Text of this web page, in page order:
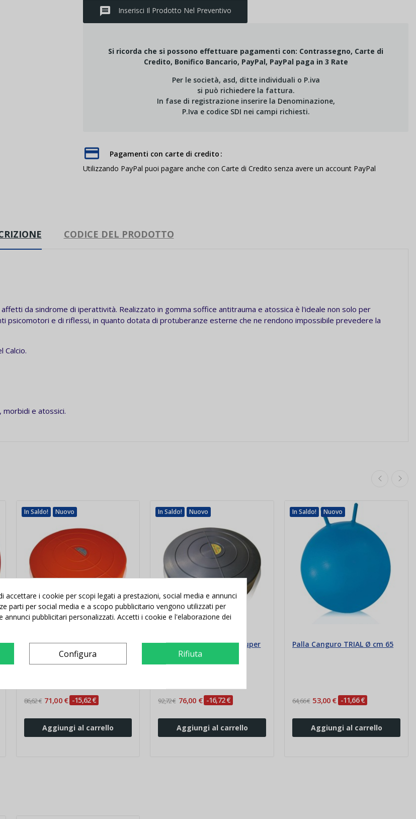
message Inserisci Il Prodotto Nel Preventivo
Si ricorda che si possono effettuare pagamenti con: Contrassegno, Carte di
Credito, Bonifico Bancario, PayPal, PayPal paga in 3 Rate
Per le società, asd, ditte individuali o P.iva
si può richiedere la fattura.
In fase di registrazione inserire la Denominazione,
P.Iva e codice SDI nei campi richiesti.
Pagamenti con carte di credito
Utilizzando PayPal puoi pagare anche con Carte di Credito senza avere un account PayPal
CODICE DEL PRODOTTO
da sindrome di iperattività. Realizzato in gomma soffice antitrauma e atossica è l'ideale non solo per
psicomotori e di riflessi, in quanto dotata di protuberanze esterne che ne rendono impossibile prevedere la
Calcio.
morbidi e atossici.
In Saldo! Nuovo
Pedana instabile TRIAL Super
86,62 € 71,00 € -15,62 €
Aggiungi al carrello
In Saldo! Nuovo
Pedana instabile TRIAL Super
Skimmy Professional
92,72 € 76,00 € -16,72 €
Aggiungi al carrello
In Saldo! Nuovo
Palla Canguro TRIAL Ø cm 65
64,66 € 53,00 € -11,66 €
Aggiungi al carrello
accettare i cookie per scopi legati a prestazioni, social media e annunci
parti per social media e a scopo pubblicitario vengono utilizzati per
annunci pubblicitari personalizzati. Accetti i cookie e l'elaborazione dei
Configura Rifiuta